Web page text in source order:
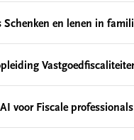
en lenen in
voor Fiscale professionals